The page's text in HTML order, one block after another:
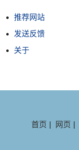
推荐网站
发送反馈
关于
首页 网页